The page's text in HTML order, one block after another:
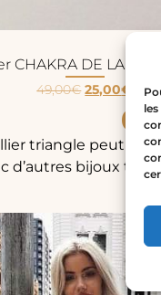
CHAKRA DE LA
49,00€ 25,00€
triangle peut se
d’autres bijoux